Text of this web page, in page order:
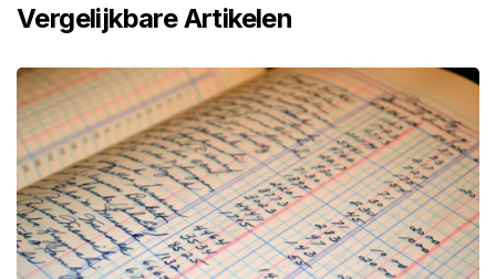
Vergelijkbare Artikelen